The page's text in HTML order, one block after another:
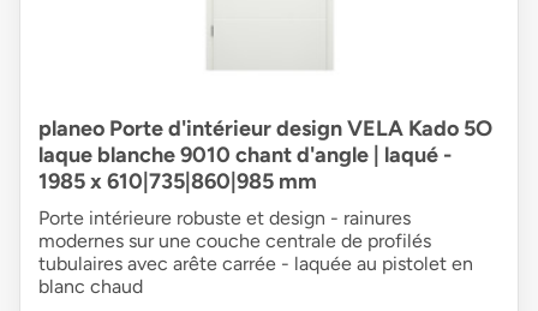
planeo Porte d'intérieur design VELA Kado 5O
laque blanche 9010 chant d'angle | laqué -
1985 x 610|735|860|985 mm
Porte intérieure robuste et design - rainures
modernes sur une couche centrale de profilés
tubulaires avec arête carrée - laquée au pistolet en
blanc chaud